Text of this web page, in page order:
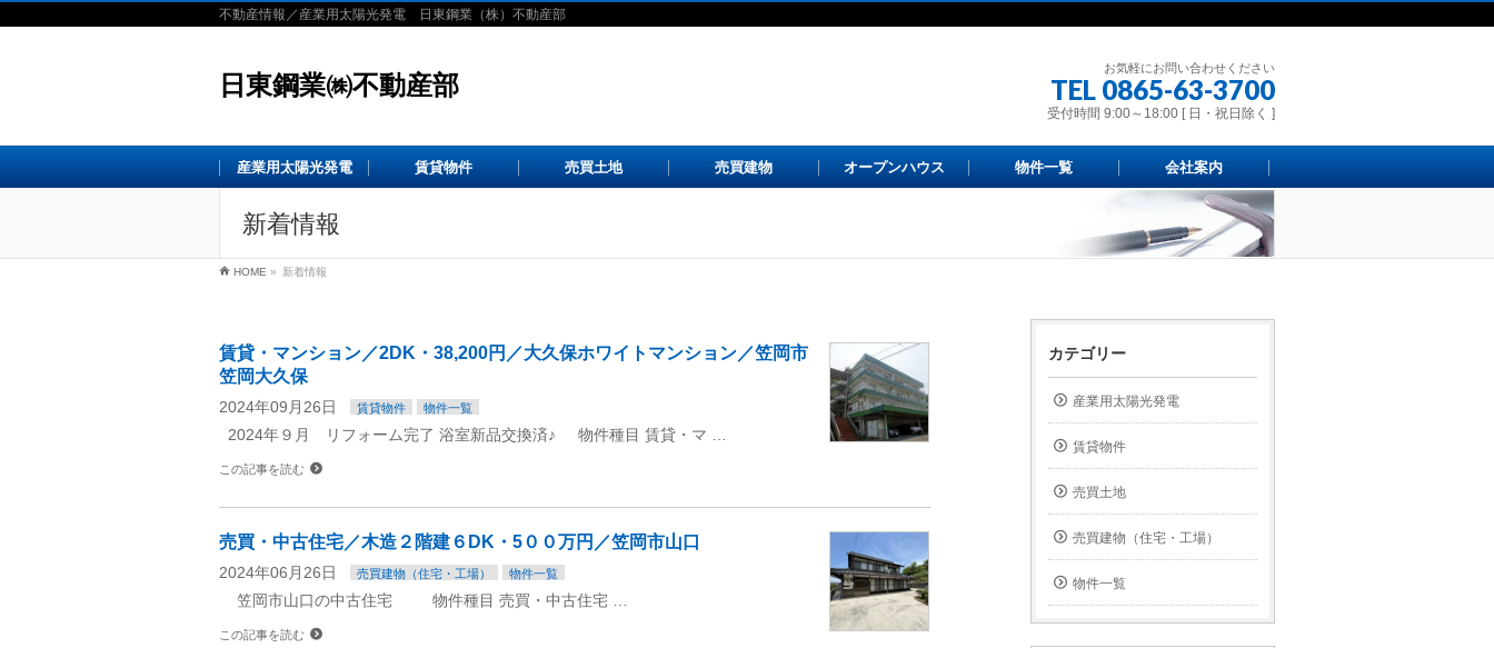
不動産情報／産業用太陽光発電 日東鋼業（株）不動産部
日東鋼業㈱不動産部
お気軽にお問い合わせください
TEL 0865-63-3700
受付時間 9:00～18:00 [ 日・祝日除く ]
産業用太陽光発電 賃貸物件 売買土地 売買建物 オープンハウス 物件一覧 会社案内
新着情報
HOME » 新着情報
賃貸・マンション／2DK・38,200円／大久保ホワイトマンション／笠岡市
笠岡大久保
2024年09月26日 賃貸物件 物件一覧
2024年９月 リフォーム完了 浴室新品交換済♪ 物件種目 賃貸・マ …
この記事を読む
売買・中古住宅／木造２階建６DK・5００万円／笠岡市山口
2024年06月26日 売買建物（住宅・工場） 物件一覧
笠岡市山口の中古住宅 物件種目 売買・中古住宅 …
この記事を読む
カテゴリー
産業用太陽光発電
賃貸物件
売買土地
売買建物（住宅・工場）
物件一覧